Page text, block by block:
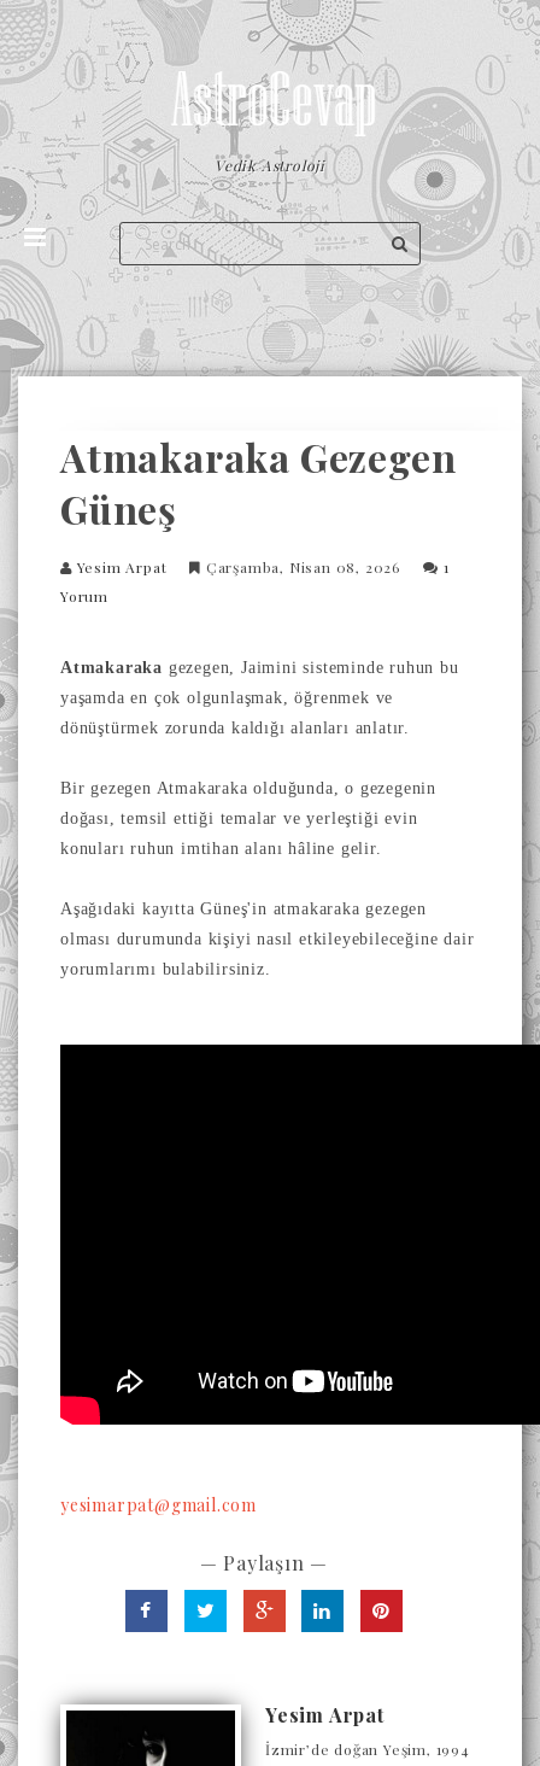
Vedik Astroloji
Atmakaraka Gezegen
Güneş
Yesim Arpat Çarşamba, Nisan 08, 2026
1
Yorum
Atmakaraka gezegen, Jaimini sisteminde ruhun bu
yaşamda en çok olgunlaşmak, öğrenmek ve
dönüştürmek zorunda kaldığı alanları anlatır.
Bir gezegen Atmakaraka olduğunda, o gezegenin
doğası, temsil ettiği temalar ve yerleştiği evin
konuları ruhun imtihan alanı hâline gelir.
Aşağıdaki kayıtta Güneş'in atmakaraka gezegen
olması durumunda kişiyi nasıl etkileyebileceğine dair
yorumlarımı bulabilirsiniz.
yesimarpat@gmail.com
— Paylaşın —
Yesim Arpat
İzmir’de doğan Yeşim, 1994